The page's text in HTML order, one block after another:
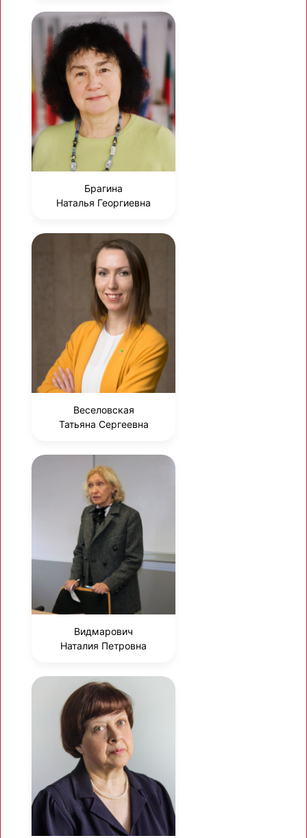
Брагина
Наталья Георгиевна
Веселовская
Татьяна Сергеевна
Видмарович
Наталия Петровна